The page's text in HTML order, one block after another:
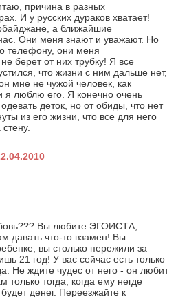
причина в разных
И у русских дураков хватает!
а ближайшие
Они меня знают и уважают. Но
телефону, они меня
берет от них трубку! Я все
что жизни с ним дальше нет,
мне не чужой человек, как
я люблю его. Я конечно очень
деток, но от обиды, что нет
из его жизни, что все для него
Вы любите ЭГОИСТА,
давать что-то взамен! Вы
вы столько пережили за
21 год! У вас сейчас есть только
Не ждите чудес от него - он любит
только тогда, когда ему негде
денег. Переезжайте к